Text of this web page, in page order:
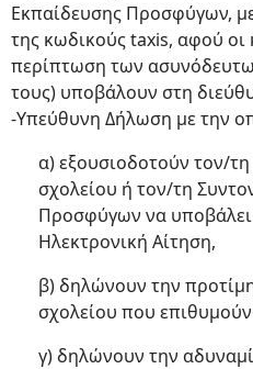
Εκπαίδευσης Προσφύγων,
της κωδικούς taxis, αφού οι
περίπτωση των
τους) υποβάλουν στη
-Υπεύθυνη Δήλωση με την
α) εξουσιοδοτούν τον/
σχολείου ή τον/τη
Προσφύγων να υποβάλει
Ηλεκτρονική Αίτηση,
β) δηλώνουν την
σχολείου που
γ) δηλώνουν την